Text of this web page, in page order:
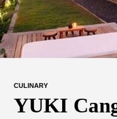
CULINARY
YUKI